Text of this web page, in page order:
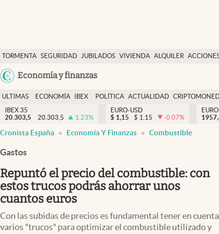
TORMENTA SEGURIDAD JUBILADOS VIVIENDA ALQUILER
Colombia
Economía y finanzas
Economía y finanzas
Política
Actualidad
Criptomonedas
España
ULTIMAS
NOTICIAS
ECONOMÍA
FINANZAS
IBEX
EURO
POLÍTICA ACTUALIDAD
IBEX 35
20.303,5
20.303,5 1.23%
EURO-USD
$ 1,15 $ 1,15 -0.07%
Cronista España Economía Y Finanzas Combustible
Gastos
Repuntó el precio del combustible: con
estos trucos podrás ahorrar unos
cuantos euros
Con las subidas de precios es fundamental tener en cuenta
varios "trucos" para optimizar el combustible utilizado y